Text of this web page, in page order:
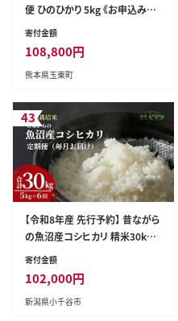
便 ひのひかり 5kg 《お申込み翌
月から出荷》令和7年産 熊本県
米 こめ ふるさとのうぜい ヒノヒ
カリ コメ 熊本米 ひのもり---gkt
寄付金額
108,800円
熊本県玉東町
43
【令和8年産 先行予約】 昔ながら
の魚沼産コシヒカリ 精米30kg
(5kg×毎月全6回) 農園ビギン
寄付金額
102,000円
新潟県小千谷市